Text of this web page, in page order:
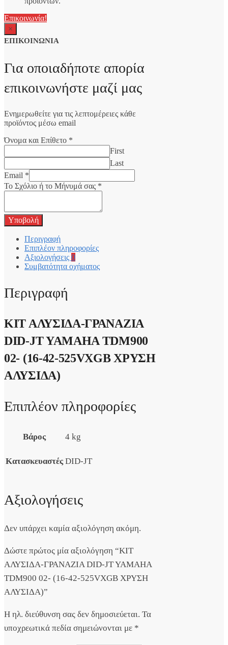
Επικοινωνία!
×
ΕΠΙΚΟΙΝΩΝΙΑ
Για οποιαδήποτε απορία
επικοινωνήστε μαζί μας
Ενημερωθείτε για τις λεπτομέρειες κάθε
προϊόντος μέσω email
Όνομα και Επίθετο *
First
Last
Email *
Το Σχόλιο ή το Μήνυμά σας *
Υποβολή
Περιγραφή
Επιπλέον πληροφορίες
Αξιολογήσεις 0
Συμβατότητα οχήματος
Περιγραφή
ΚΙΤ ΑΛΥΣΙΔΑ-ΓΡΑΝΑΖΙΑ
DID-JT YAMAHA TDM900
02- (16-42-525VXGB ΧΡΥΣΗ
ΑΛΥΣΙΔΑ)
Επιπλέον πληροφορίες
Βάρος 4 kg
Κατασκευαστές DID-JT
Αξιολογήσεις
Δεν υπάρχει καμία αξιολόγηση ακόμη.
Δώστε πρώτος μία αξιολόγηση “ΚΙΤ
ΑΛΥΣΙΔΑ-ΓΡΑΝΑΖΙΑ DID-JT YAMAHA
TDM900 02- (16-42-525VXGB ΧΡΥΣΗ
ΑΛΥΣΙΔΑ)”
Η ηλ. διεύθυνση σας δεν δημοσιεύεται. Τα
υποχρεωτικά πεδία σημειώνονται με *